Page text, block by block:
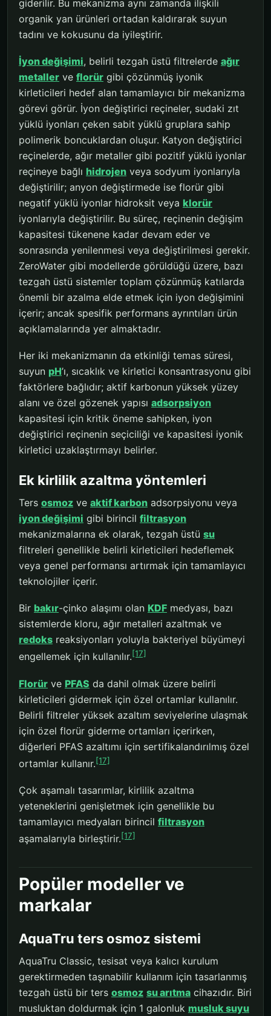
giderilir. Bu mekanizma aynı zamanda ilişkili
organik yan ürünleri ortadan kaldırarak suyun
tadını ve kokusunu da iyileştirir.
İyon değişimi, belirli tezgah üstü filtrelerde ağır
metaller ve florür gibi çözünmüş iyonik
kirleticileri hedef alan tamamlayıcı bir mekanizma
görevi görür. İyon değiştirici reçineler, sudaki zıt
yüklü iyonları çeken sabit yüklü gruplara sahip
polimerik boncuklardan oluşur. Katyon değiştirici
reçinelerde, ağır metaller gibi pozitif yüklü iyonlar
reçineye bağlı hidrojen veya sodyum iyonlarıyla
değiştirilir; anyon değiştirmede ise florür gibi
negatif yüklü iyonlar hidroksit veya klorür
iyonlarıyla değiştirilir. Bu süreç, reçinenin değişim
kapasitesi tükenene kadar devam eder ve
sonrasında yenilenmesi veya değiştirilmesi gerekir.
ZeroWater gibi modellerde görüldüğü üzere, bazı
tezgah üstü sistemler toplam çözünmüş katılarda
önemli bir azalma elde etmek için iyon değişimini
içerir; ancak spesifik performans ayrıntıları ürün
açıklamalarında yer almaktadır.
Her iki mekanizmanın da etkinliği temas süresi,
suyun pH’ı, sıcaklık ve kirletici konsantrasyonu gibi
faktörlere bağlıdır; aktif karbonun yüksek yüzey
alanı ve özel gözenek yapısı adsorpsiyon
kapasitesi için kritik öneme sahipken, iyon
değiştirici reçinenin seçiciliği ve kapasitesi iyonik
kirletici uzaklaştırmayı belirler.
Ek kirlilik azaltma yöntemleri
Ters osmoz ve aktif karbon adsorpsiyonu veya
iyon değişimi gibi birincil filtrasyon
mekanizmalarına ek olarak, tezgah üstü su
filtreleri genellikle belirli kirleticileri hedeflemek
veya genel performansı artırmak için tamamlayıcı
teknolojiler içerir.
Bir bakır-çinko alaşımı olan KDF medyası, bazı
sistemlerde kloru, ağır metalleri azaltmak ve
redoks reaksiyonları yoluyla bakteriyel büyümeyi
engellemek için kullanılır.[17]
Florür ve PFAS da dahil olmak üzere belirli
kirleticileri gidermek için özel ortamlar kullanılır.
Belirli filtreler yüksek azaltım seviyelerine ulaşmak
için özel florür giderme ortamları içerirken,
diğerleri PFAS azaltımı için sertifikalandırılmış özel
ortamlar kullanır.[17]
Çok aşamalı tasarımlar, kirlilik azaltma
yeteneklerini genişletmek için genellikle bu
tamamlayıcı medyaları birincil filtrasyon
aşamalarıyla birleştirir.[17]
Popüler modeller ve
markalar
AquaTru ters osmoz sistemi
AquaTru Classic, tesisat veya kalıcı kurulum
gerektirmeden taşınabilir kullanım için tasarlanmış
tezgah üstü bir ters osmoz su arıtma cihazıdır. Biri
musluktan doldurmak için 1 galonluk musluk suyu